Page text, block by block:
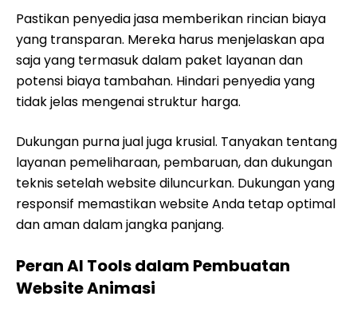
Pastikan penyedia jasa memberikan rincian biaya
yang transparan. Mereka harus menjelaskan apa
saja yang termasuk dalam paket layanan dan
potensi biaya tambahan. Hindari penyedia yang
tidak jelas mengenai struktur harga.
Dukungan purna jual juga krusial. Tanyakan tentang
layanan pemeliharaan, pembaruan, dan dukungan
teknis setelah website diluncurkan. Dukungan yang
responsif memastikan website Anda tetap optimal
dan aman dalam jangka panjang.
Peran AI Tools dalam Pembuatan
Website Animasi